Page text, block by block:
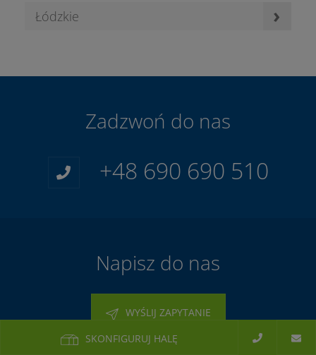
SKONFIGURUJ HALĘ
Łódzkie ›
Zadzwoń do nas
+48 690 690 510
Napisz do nas
WYŚLIJ ZAPYTANIE